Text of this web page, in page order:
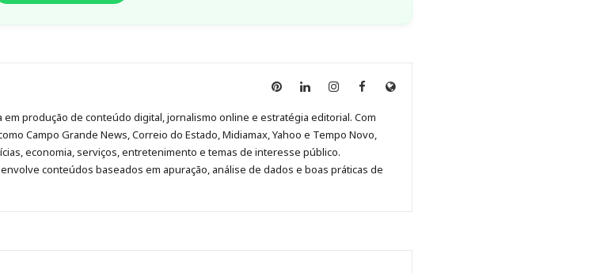
Anny
no
Pinterest
Anny
no
LinkedIn
Anny
no
Instagram
Anny
no
Facebook
Site
produção de conteúdo digital, jornalismo online e estratégia editorial. Com
Campo Grande News, Correio do Estado, Midiamax, Yahoo e Tempo Novo,
economia, serviços, entretenimento e temas de interesse público.
conteúdos baseados em apuração, análise de dados e boas práticas de